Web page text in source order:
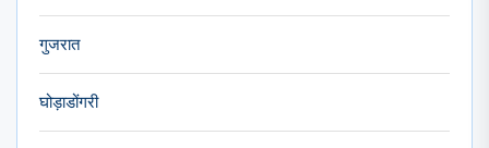
गुजरात
घोड़ाडोंगरी